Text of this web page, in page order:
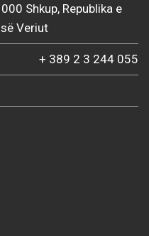
Shkup, Republika e
Veriut
+ 389 2 3 244 055